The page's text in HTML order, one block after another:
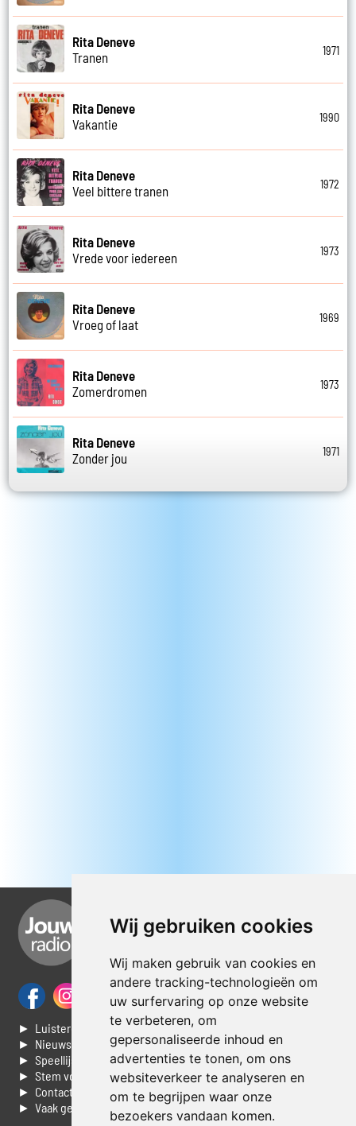
Wij gebruiken cookies
Wij maken gebruik van cookies en
andere tracking-technologieën om
uw surfervaring op onze website
te verbeteren, om
gepersonaliseerde inhoud en
advertenties te tonen, om ons
websiteverkeer te analyseren en
om te begrijpen waar onze
bezoekers vandaan komen.
Rita Deneve
Tranen
1971
Rita Deneve
Vakantie
1990
Rita Deneve
Veel bittere tranen
1972
Rita Deneve
Vrede voor iedereen
1973
Rita Deneve
Vroeg of laat
1969
Rita Deneve
Zomerdromen
1973
Rita Deneve
Zonder jou
1971
► Luisteren naar Jouwradio
► Nieuws
► Speellijst
► Stem voor de Dag top 3
► Contacteer ons
► Vaak gestelde vragen